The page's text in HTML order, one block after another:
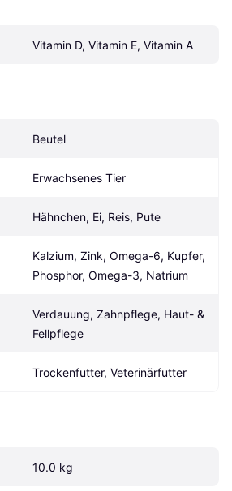
Vitamin D, Vitamin E, Vitamin A
Beutel
Erwachsenes Tier
Hähnchen, Ei, Reis, Pute
Kalzium, Zink, Omega-6, Kupfer,
Phosphor, Omega-3, Natrium
Verdauung, Zahnpflege, Haut- &
Fellpflege
Trockenfutter, Veterinärfutter
10.0 kg